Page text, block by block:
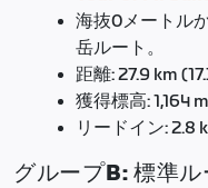
海抜0メートル
岳ルート。
距離: 27.9 km
獲得標高: 1,164
リードイン: 2.8
グループB: 標準ル